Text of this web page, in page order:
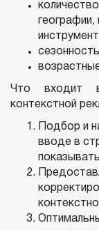
Что входит
контекстной
Подбор и
вводе в